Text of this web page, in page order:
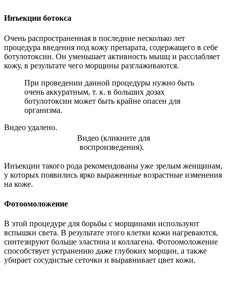
Инъекции ботокса
Очень распространенная в последние несколько лет
процедура введения под кожу препарата, содержащего в себе
ботулотоксин. Он уменьшает активность мышц и расслабляет
кожу, в результате чего морщины разглаживаются.
При проведении данной процедуры нужно быть
очень аккуратным, т. к. в больших дозах
ботулотоксин может быть крайне опасен для
организма.
Видео удалено.
Видео (кликните для
воспроизведения).
Инъекции такого рода рекомендованы уже зрелым женщинам,
у которых появились ярко выраженные возрастные изменения
на коже.
Фотоомоложение
В этой процедуре для борьбы с морщинами используют
вспышки света. В результате этого клетки кожи нагреваются,
синтезируют больше эластина и коллагена. Фотоомоложение
способствует устранению даже глубоких морщин, а также
убирает сосудистые сеточки и выравнивает цвет кожи.